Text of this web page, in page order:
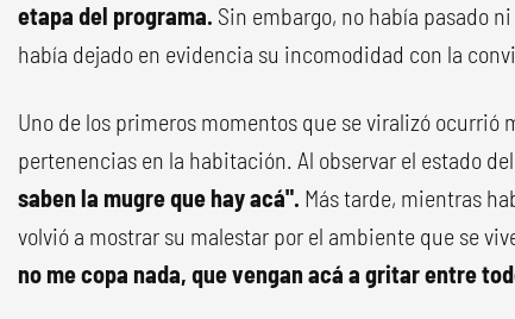
etapa del programa. Sin embargo, no había pasado
había dejado en evidencia su incomodidad con la
Uno de los primeros momentos que se viralizó ocurrió
pertenencias en la habitación. Al observar el estado
saben la mugre que hay acá". Más tarde, mientras
volvió a mostrar su malestar por el ambiente que se
no me copa nada, que vengan acá a gritar entre